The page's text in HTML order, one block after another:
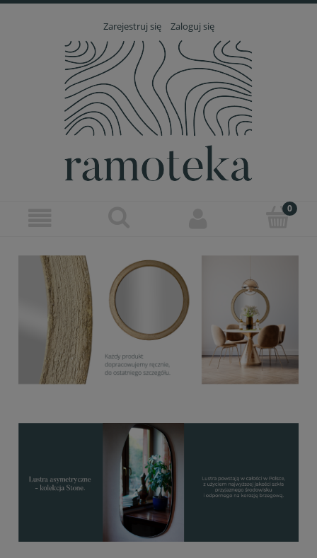
Zarejestruj się Zaloguj się